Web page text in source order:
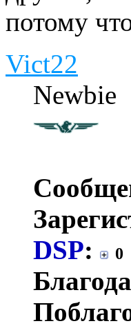
потому
Vict22
Newbie
DSP: 0